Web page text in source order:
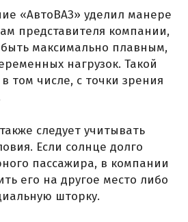
«АвтоВАЗ» уделил манере
представителя компании,
максимально плавным,
нагрузок. Такой
том числе, с точки зрения
следует учитывать
Если солнце долго
пассажира, в компании
его на другое место либо
шторку.